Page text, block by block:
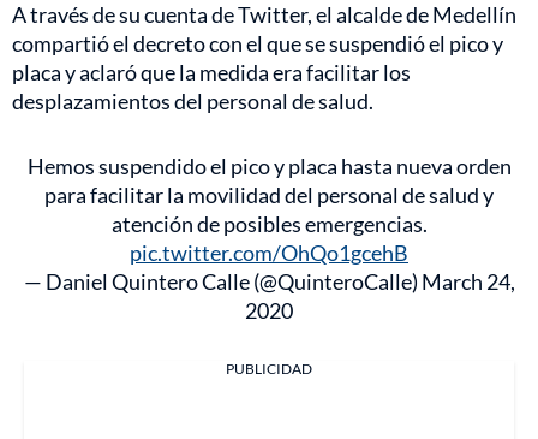
A través de su cuenta de Twitter, el alcalde de Medellín
compartió el decreto con el que se suspendió el pico y
placa y aclaró que la medida era facilitar los
desplazamientos del personal de salud.
Hemos suspendido el pico y placa hasta nueva orden
para facilitar la movilidad del personal de salud y
atención de posibles emergencias.
pic.twitter.com/OhQo1gcehB
— Daniel Quintero Calle (@QuinteroCalle) March 24,
2020
PUBLICIDAD